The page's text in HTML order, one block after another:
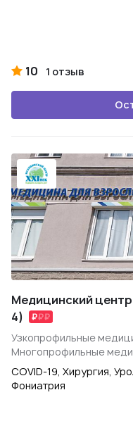
10 1 отзыв
Медицинский центр
4)
Узкопрофильные
Многопрофильные
COVID-19, Хирургия,
Фониатрия